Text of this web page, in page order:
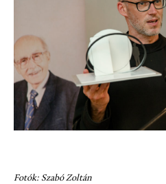
Fotók: Szabó Zoltán